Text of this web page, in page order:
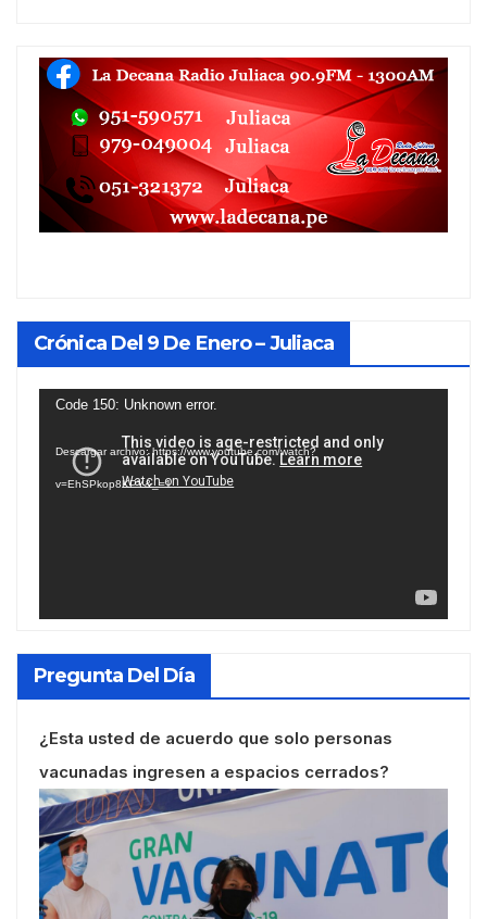
Crónica Del 9 De Enero – Juliaca
Reproductor
vídeo
Code 150: Unknown error.
Descargar archivo: https://www.youtube.com/watch?
v=EhSPkop8KPY&_=1
Pregunta Del Día
¿Esta usted de acuerdo que solo personas
vacunadas ingresen a espacios cerrados?